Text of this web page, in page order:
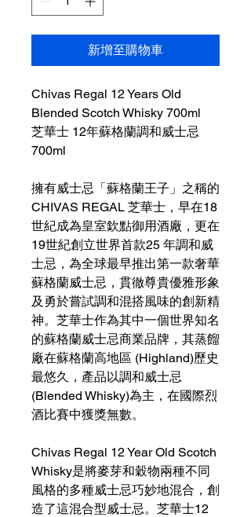
新增至購物車
Chivas Regal 12 Years Old
Blended Scotch Whisky 700ml
芝華士 12年蘇格蘭調和威士忌
700ml
擁有威士忌「蘇格蘭王子」之稱的
CHIVAS REGAL 芝華士，早在18
世紀成為皇室欽點御用酒廠，更在
19世紀創立世界首款25 年調和威
士忌，為全球最早推出第一款奢華
蘇格蘭威士忌，貫徹尊貴優雅形象
及勇於嘗試調和混搭風味的創新精
神。芝華士作為其中一個世界知名
的蘇格蘭威士忌商業品牌，其蒸餾
廠在蘇格蘭高地區 (Highland)歷史
最悠久，產品以調和威士忌
(Blended Whisky)為主，在國際烈
酒比賽中獲獎無數。
Chivas Regal 12 Year Old Scotch
Whisky是將麥芽和穀物兩種不同
風格的多種威士忌巧妙地混合，創
造了這混合型威士忌。芝華士12